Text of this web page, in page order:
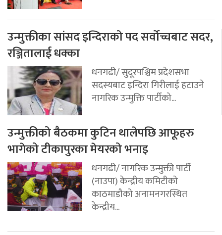
उन्मुक्तीका सांसद इन्दिराको पद सर्वोच्चबाट सदर,
रञ्जितालाई धक्का
धनगढी/ सुदूरपश्चिम प्रदेशसभा
सदस्यबाट इन्दिरा गिरीलाई हटाउने
नागरिक उन्मुक्ति पार्टीको...
उन्मुक्तीको बैठकमा कुटिन थालेपछि आफूहरु
भागेको टीकापुरका मेयरको भनाइ
धनगढी/ नागरिक उन्मुक्ती पार्टी
(नाउपा) केन्द्रीय कमिटीको
काठमाडौको अनामनगरस्थित
केन्द्रीय...